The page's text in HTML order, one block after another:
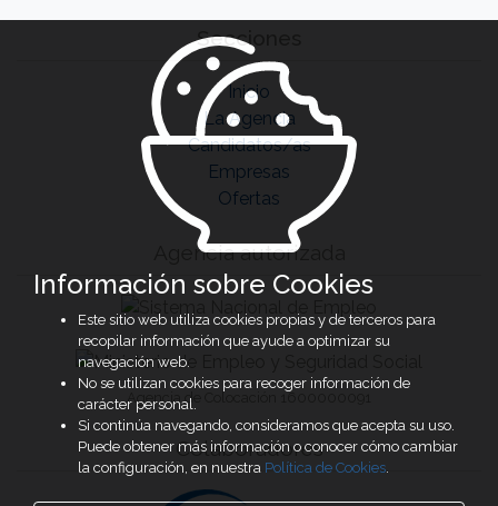
Secciones
Inicio
La Agencia
Candidatos/as
Empresas
Ofertas
Agencia autorizada
Agencia de Colocación 1600000091
Colaboradores
Información sobre Cookies
Este sitio web utiliza cookies propias y de terceros para
recopilar información que ayude a optimizar su
navegación web.
No se utilizan cookies para recoger información de
carácter personal.
Si continúa navegando, consideramos que acepta su uso.
Puede obtener más información o conocer cómo cambiar
la configuración, en nuestra Política de Cookies.